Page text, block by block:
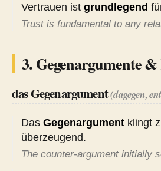
Vertrauen ist grundlegend
Trust is fundamental to any
3. Gegenargumente
das Gegenargument(dagegen,
Das Gegenargument klingt
überzeugend.
The counter-argument initially